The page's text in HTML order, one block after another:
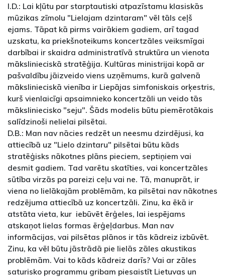
I.D.: Lai kļūtu par starptautiski atpazīstamu klasiskās
mūzikas zīmolu "Lielajam dzintaram" vēl tāls ceļš
ejams. Tāpat kā pirms vairākiem gadiem, arī tagad
uzskatu, ka priekšnoteikums koncertzāles veiksmīgai
darbībai ir skaidra administratīvā struktūra un vienota
mākslinieciskā stratēģija. Kultūras ministrijai kopā ar
pašvaldību jāizveido viens uzņēmums, kurā galvenā
mākslinieciskā vienība ir Liepājas simfoniskais orķestris,
kurš vienlaicīgi apsaimnieko koncertzāli un veido tās
māksliniecisko "seju". Šāds modelis būtu piemērotākais
salīdzinoši nelielai pilsētai.
D.B.: Man nav nācies redzēt un neesmu dzirdējusi, ka
attiecībā uz "Lielo dzintaru" pilsētai būtu kāds
stratēģisks nākotnes plāns pieciem, septiņiem vai
desmit gadiem. Tad varētu skatīties, vai koncertzāles
sūtība virzās pa pareizi ceļu vai ne. Tā, manuprāt, ir
viena no lielākajām problēmām, ka pilsētai nav nākotnes
redzējuma attiecībā uz koncertzāli. Zinu, ka ēkā ir
atstāta vieta, kur iebūvēt ērģeles, lai iespējams
atskaņot lielas formas ērģeļdarbus. Man nav
informācijas, vai pilsētas plānos ir tās kādreiz izbūvēt.
Zinu, ka vēl būtu jāstrādā pie lielās zāles akustikas
problēmām. Vai to kāds kādreiz darīs? Vai ar zāles
saturisko programmu gribam piesaistīt Lietuvas un